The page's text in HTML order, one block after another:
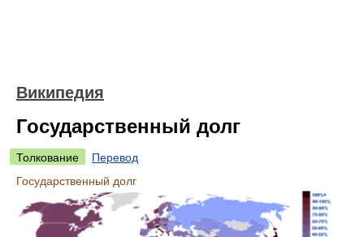
Википедия
Государственный долг
Толкование
Перевод
Государственный долг